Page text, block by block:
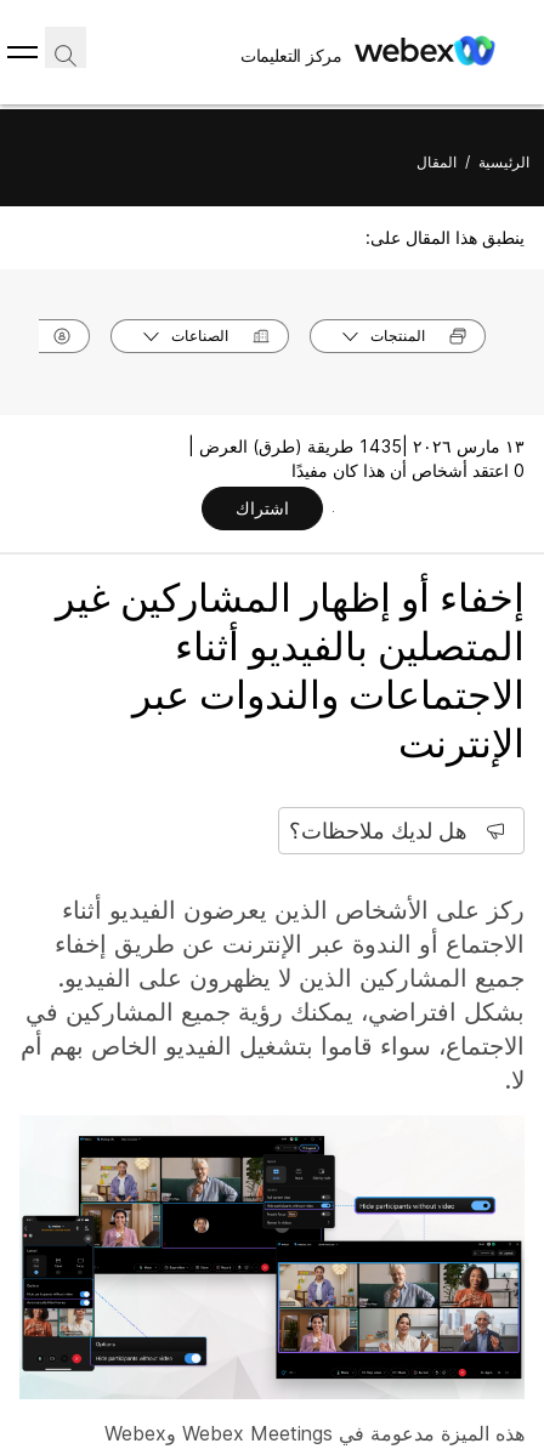
مركز التعليمات
الرئيسية / المقال
ينطبق هذا المقال على:
المنتجات الصناعات
١٣ مارس ٢٠٢٦ |
1435 طريقة (طرق) العرض |
0 اعتقد أشخاص أن هذا كان مفيدًا
اشتراك
إخفاء أو إظهار المشاركين غير
المتصلين بالفيديو أثناء
الاجتماعات والندوات عبر
الإنترنت
هل لديك ملاحظات؟
ركز على الأشخاص الذين يعرضون الفيديو أثناء
الاجتماع أو الندوة عبر الإنترنت عن طريق إخفاء
جميع المشاركين الذين لا يظهرون على الفيديو.
بشكل افتراضي، يمكنك رؤية جميع المشاركين في
الاجتماع، سواء قاموا بتشغيل الفيديو الخاص بهم أم
لا.
هذه الميزة مدعومة في Webex Meetings وWebex